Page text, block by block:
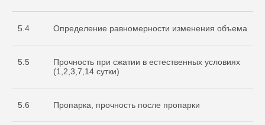
5.4 Определение равномерности изменения объема
5.5
Прочность при сжатии в естественных условиях
(1,2,3,7,14 сутки)
5.6 Пропарка, прочность после пропарки